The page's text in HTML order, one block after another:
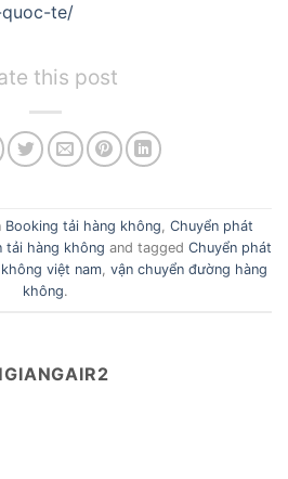
te/
this post
Booking tải hàng không, Chuyển phát
tải hàng không and tagged Chuyển phát
việt nam, vận chuyển đường hàng
không.